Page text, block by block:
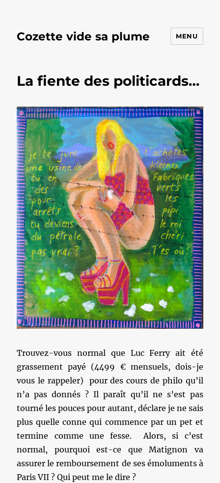
Cozette vide sa plume MENU
La fiente des politicards…
Trouvez-vous normal que Luc Ferry ait été
grassement payé (4499 € mensuels, dois-je
vous le rappeler) pour des cours de philo qu’il
n’a pas donnés ? Il paraît qu’il ne s’est pas
tourné les pouces pour autant, déclare je ne sais
plus quelle conne qui commence par un pet et
termine comme une fesse. Alors, si c’est
normal, pourquoi est-ce que Matignon va
assurer le remboursement de ses émoluments à
Paris VII ? Qui peut me le dire ?